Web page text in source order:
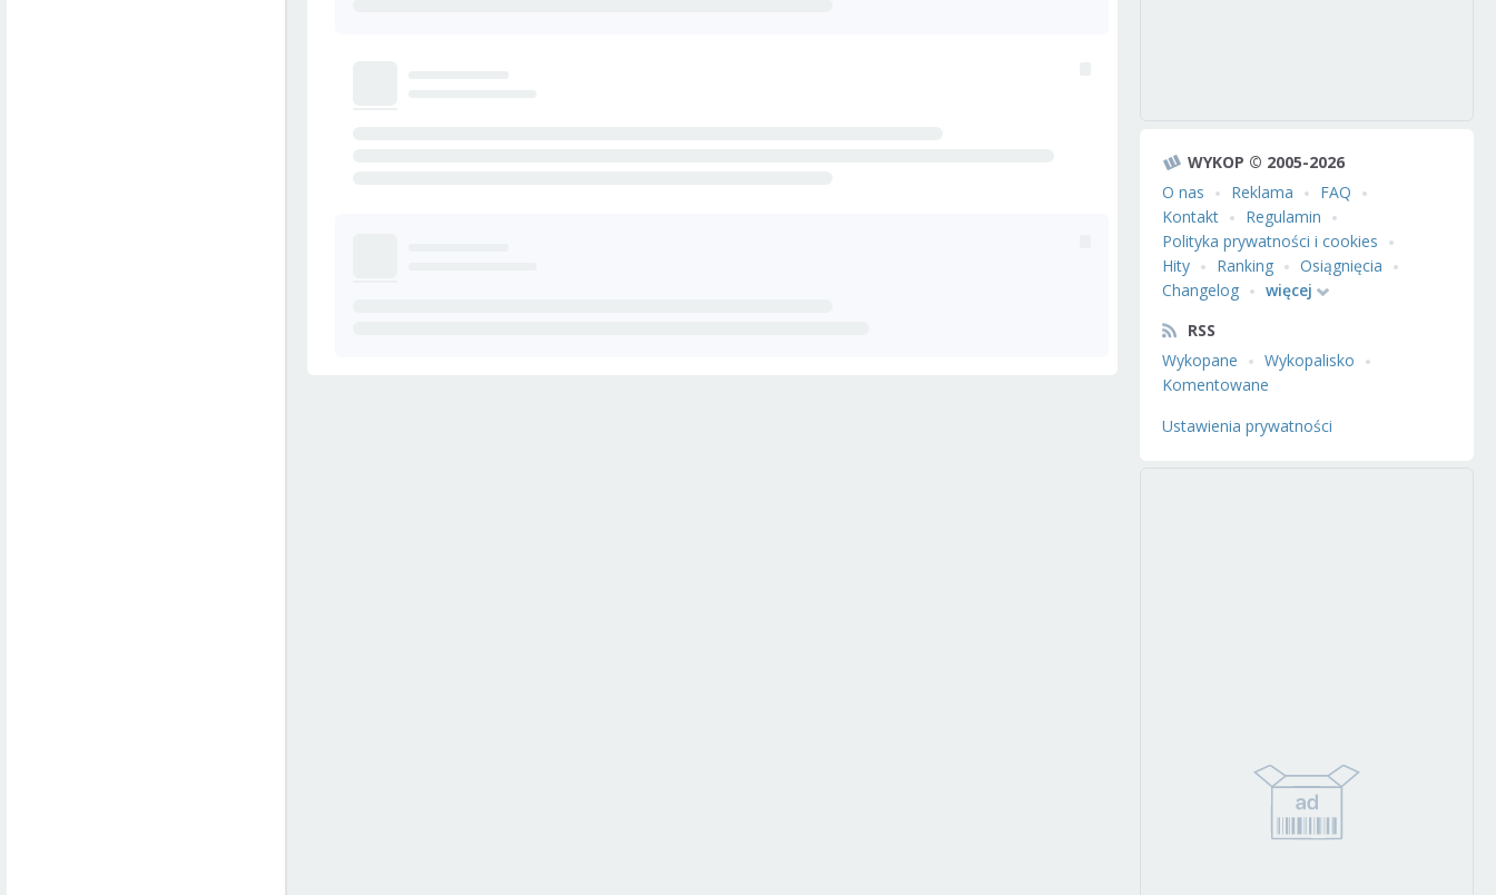
WYKOP © 2005-2026
O nas
Reklama
FAQ
Kontakt
Regulamin
Polityka prywatności i cookies
Hity
Ranking
Osiągnięcia
Changelog
więcej
RSS
Wykopane
Wykopalisko
Komentowane
Ustawienia prywatności